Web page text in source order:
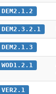
DEM2.1.2
DEM2.3.2.1
DEM2.1.3
WOD1.2.1
VER2.1